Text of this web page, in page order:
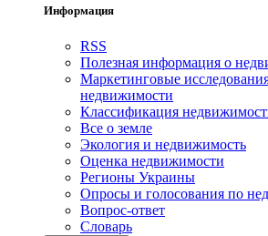
Информация
RSS
Полезная информация о
Маркетинговые
недвижимости
Классификация
Все о земле
Экология и недвижимость
Оценка недвижимости
Регионы Украины
Опросы и голосования по
Вопрос-ответ
Словарь